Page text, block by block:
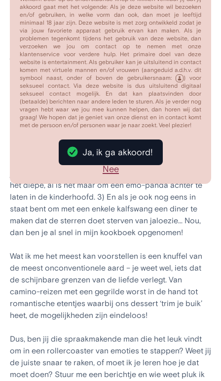
akkoord gaat met het volgende: Als je deze website wil bezoeken
en/of gebruiken, in welke vorm dan ook, dan moet je leeftijd
minimaal 18 jaar zijn. Deze website is met zorg ontwikkeld zodat je
via jouw favoriete apparaat gebruik ervan kan maken. Als je
problemen tegenkomt tijdens het gebruik van deze website, dan
verzoeken we jou om contact op te nemen met onze
klantenservice voor verdere hulp. Het primaire doel van deze
website is entertainment. Als gebruiker kan je uitsluitend in contact
komen met virtuele mannen en/of vrouwen (aangeduid a.d.h.v. dit
symbool naast, onder of boven de gebruikersnaam:
) voor
seksueel contact. Via deze website is dus uitsluitend digitaal
seksueel contact mogelijk. En dat kan plaatsvinden door
(betaalde) berichten naar andere leden te sturen. Als je verder nog
vragen hebt waar we jou mee kunnen helpen, dan horen wij dat
graag! We hopen dat je geniet van onze dienst en in contact komt
met de persoon en/of personen waar je naar zoekt. Veel plezier!
Ja, ik ga akkoord!
Nee
vonken die door de lucht vliegen en me het gevoel
geven dat ik op een erotische kermis ben beland.
Als jij een meester bent in het jongleren met woorden én
je kunt ballen met je humor, dan ben jij misschien wel de
circusartiest die ik zoek. Ik ben een enthousiasteling
voor het leven en houd van allerlei avontuurlijke ritjes –
als dat met jou kan, ben ik in elke bocht geïnteresseerd!
Van een spannende rit op de houten achtbaan tot een
nostalgische rit met de bumperauto’s - mijn ideale date
is er eentje vol gelach en opwinding.
Er zijn een paar dingen die ik in een partner zocht: 1) Je
moet weten hoe je een goede grap maakt terwijl je met
je ogen knippert. 2) Je moet bereid zijn om te duiken in
het diepe, al is het maar om een emo-panda achter te
laten in de kinderhoofd. 3) En als je ook nog eens in
staat bent om met een enkele kalfswang een diner te
maken dat de sterren doet sterven van jaloezie... Nou,
dan ben je al snel in mijn kookboek opgenomen!
Wat ik me het meest kan voorstellen is een knuffel van
de meest onconventionele aard – je weet wel, iets dat
de schijnbare grenzen van de liefde verlegt. Van
camino-reizen met een gegrilde worst in de hand tot
romantische etentjes waarbij ons dessert ‘trim je buik’
heet, de mogelijkheden zijn eindeloos!
Dus, ben jij die spraakmakende man die het leuk vindt
om in een rollercoaster van emoties te stappen? Weet jij
de juiste snaar te raken, of moet ik je leren hoe je dat
moet doen? Stuur me een berichtje en wie weet pluk ik